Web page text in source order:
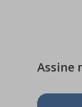
Assine